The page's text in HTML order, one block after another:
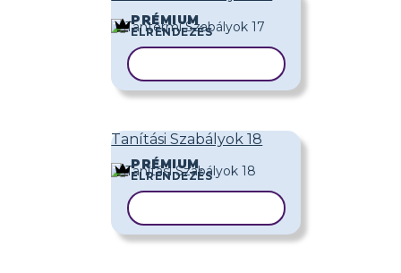
PRÉMIUM
ELRENDEZÉS
Tanítási Szabályok 18
PRÉMIUM
ELRENDEZÉS